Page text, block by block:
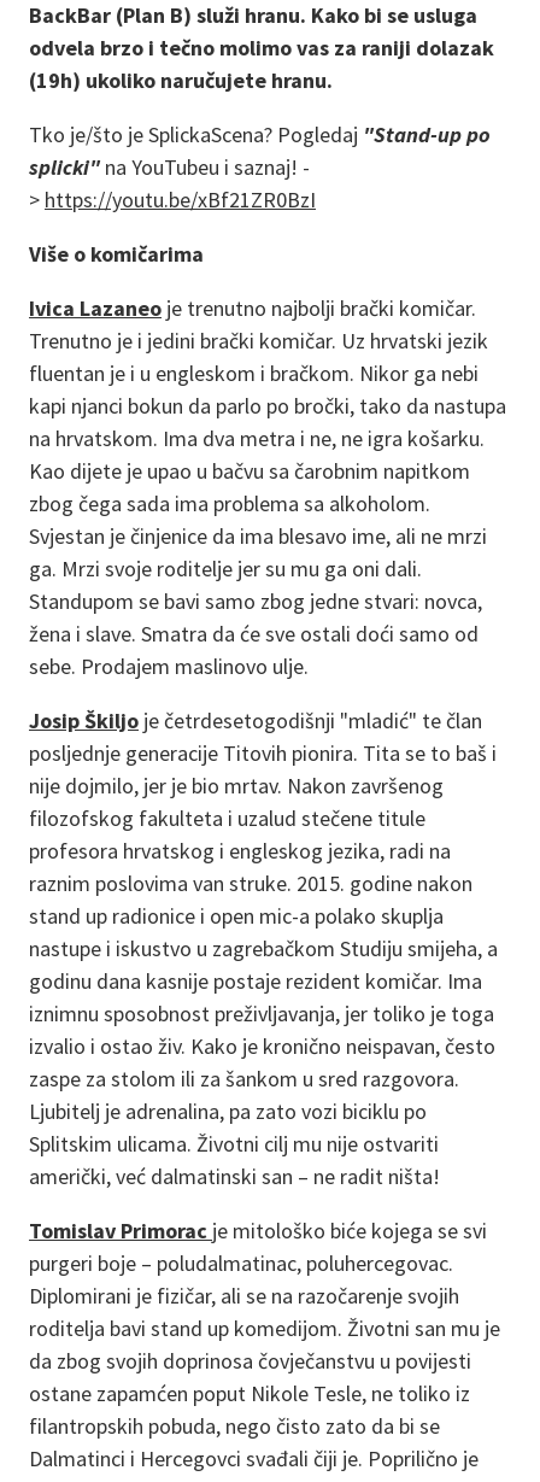
BackBar (Plan B) služi hranu. Kako bi se usluga
odvela brzo i tečno molimo vas za raniji dolazak
(19h) ukoliko naručujete hranu.
Tko je/što je SplickaScena? Pogledaj "Stand-up po
splicki"na YouTubeu i saznaj! -
> https://youtu.be/xBf21ZR0BzI
Više o komičarima
Ivica Lazaneo je trenutno najbolji brački komičar.
Trenutno je i jedini brački komičar. Uz hrvatski jezik
fluentan je i u engleskom i bračkom. Nikor ga nebi
kapi njanci bokun da parlo po bročki, tako da nastupa
na hrvatskom. Ima dva metra i ne, ne igra košarku.
Kao dijete je upao u bačvu sa čarobnim napitkom
zbog čega sada ima problema sa alkoholom.
Svjestan je činjenice da ima blesavo ime, ali ne mrzi
ga. Mrzi svoje roditelje jer su mu ga oni dali.
Standupom se bavi samo zbog jedne stvari: novca,
žena i slave. Smatra da će sve ostali doći samo od
sebe. Prodajem maslinovo ulje.
Josip Škiljo je četrdesetogodišnji "mladić" te član
posljednje generacije Titovih pionira. Tita se to baš i
nije dojmilo, jer je bio mrtav. Nakon završenog
filozofskog fakulteta i uzalud stečene titule
profesora hrvatskog i engleskog jezika, radi na
raznim poslovima van struke. 2015. godine nakon
stand up radionice i open mic-a polako skuplja
nastupe i iskustvo u zagrebačkom Studiju smijeha, a
godinu dana kasnije postaje rezident komičar. Ima
iznimnu sposobnost preživljavanja, jer toliko je toga
izvalio i ostao živ. Kako je kronično neispavan, često
zaspe za stolom ili za šankom u sred razgovora.
Ljubitelj je adrenalina, pa zato vozi biciklu po
Splitskim ulicama. Životni cilj mu nije ostvariti
američki, već dalmatinski san – ne radit ništa!
Tomislav Primorac je mitološko biće kojega se svi
purgeri boje – poludalmatinac, poluhercegovac.
Diplomirani je fizičar, ali se na razočarenje svojih
roditelja bavi stand up komedijom. Životni san mu je
da zbog svojih doprinosa čovječanstvu u povijesti
ostane zapamćen poput Nikole Tesle, ne toliko iz
filantropskih pobuda, nego čisto zato da bi se
Dalmatinci i Hercegovci svađali čiji je. Poprilično je